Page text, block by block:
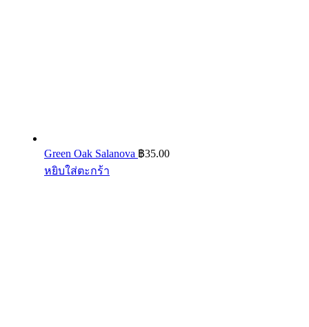
Green Oak Salanova ฿35.00
หยิบใส่ตะกร้า